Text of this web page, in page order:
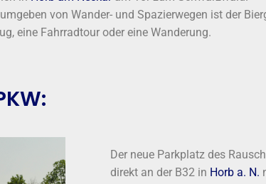
von Wander- und Spazierwegen ist der
eine Fahrradtour oder eine Wanderung.
Der neue Parkplatz des
direkt an der B32 in Horb a. N.